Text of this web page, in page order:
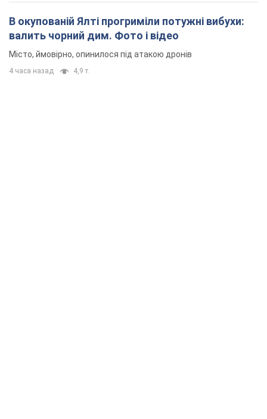
В окупованій Ялті прогриміли потужні вибухи:
валить чорний дим. Фото і відео
Місто, ймовірно, опинилося під атакою дронів
4 часа назад 4,9 т.